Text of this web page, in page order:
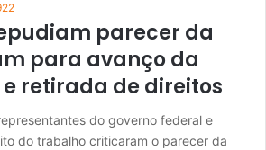
parecer da
para avanço da
retirada de direitos
do governo federal e
do trabalho criticaram o parecer da